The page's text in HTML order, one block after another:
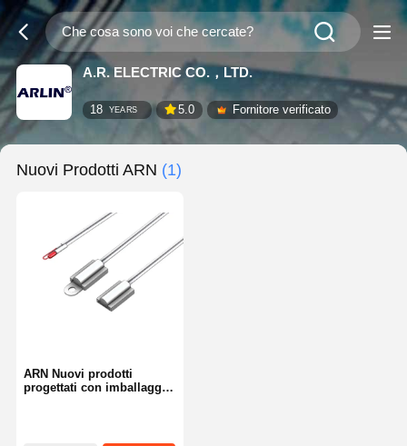
A.R. ELECTRIC CO.，LTD.
18 YEARS 5.0 Fornitore verificato
Nuovi Prodotti ARN (1)
ARN Nuovi prodotti
progettati con imballaggi